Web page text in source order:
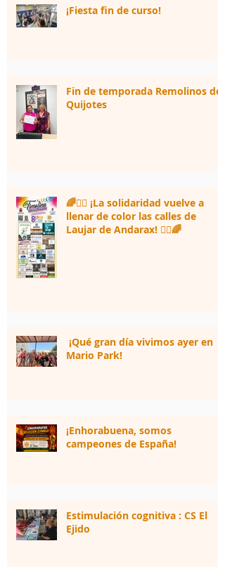
¡Fiesta fin de curso!
Fin de temporada Remolinos de
Quijotes
🌈🏃‍♀️ ¡La solidaridad vuelve a
llenar de color las calles de
Laujar de Andarax! 🏃‍♂️🌈
¡Qué gran día vivimos ayer en
Mario Park!
¡Enhorabuena, somos
campeones de España!
Estimulación cognitiva : CS El
Ejido